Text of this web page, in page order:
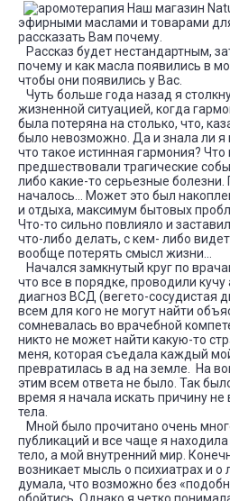
Наш магазин
эфирными маслами и товарами
рассказать Вам почему.
Рассказ будет нестандартным,
почему и как масла появились в
чтобы они появились у Вас.
Чуть больше года назад я
жизненной ситуацией, когда
была потеряна на столько, что,
было невозможно. Да и знала ли я
что такое истинная гармония? Что
предшествовали трагические
либо какие-то серьезные болезни.
началось… Может это был
и отдыха, максимум бытовых
Что-то сильно повлияло и
что-либо делать, с кем- либо
вообще потерять смысл жизни…
Начался замкнутый круг по
что все в порядке, проводили кучу
диагноз ВСД (вегето-сосудистая
всем для кого не могут найти
сомневалась во врачебной
никто не может найти какую-то
меня, которая съедала каждый
превратилась в ад на земле. На
этим всем ответа не было. Так
время я начала искать причину не
тела.
Мной было прочитано очень
публикаций и все чаще я
тело, а мой внутренний мир.
возникает мысль о психиатрах и о
думала, что возможно без